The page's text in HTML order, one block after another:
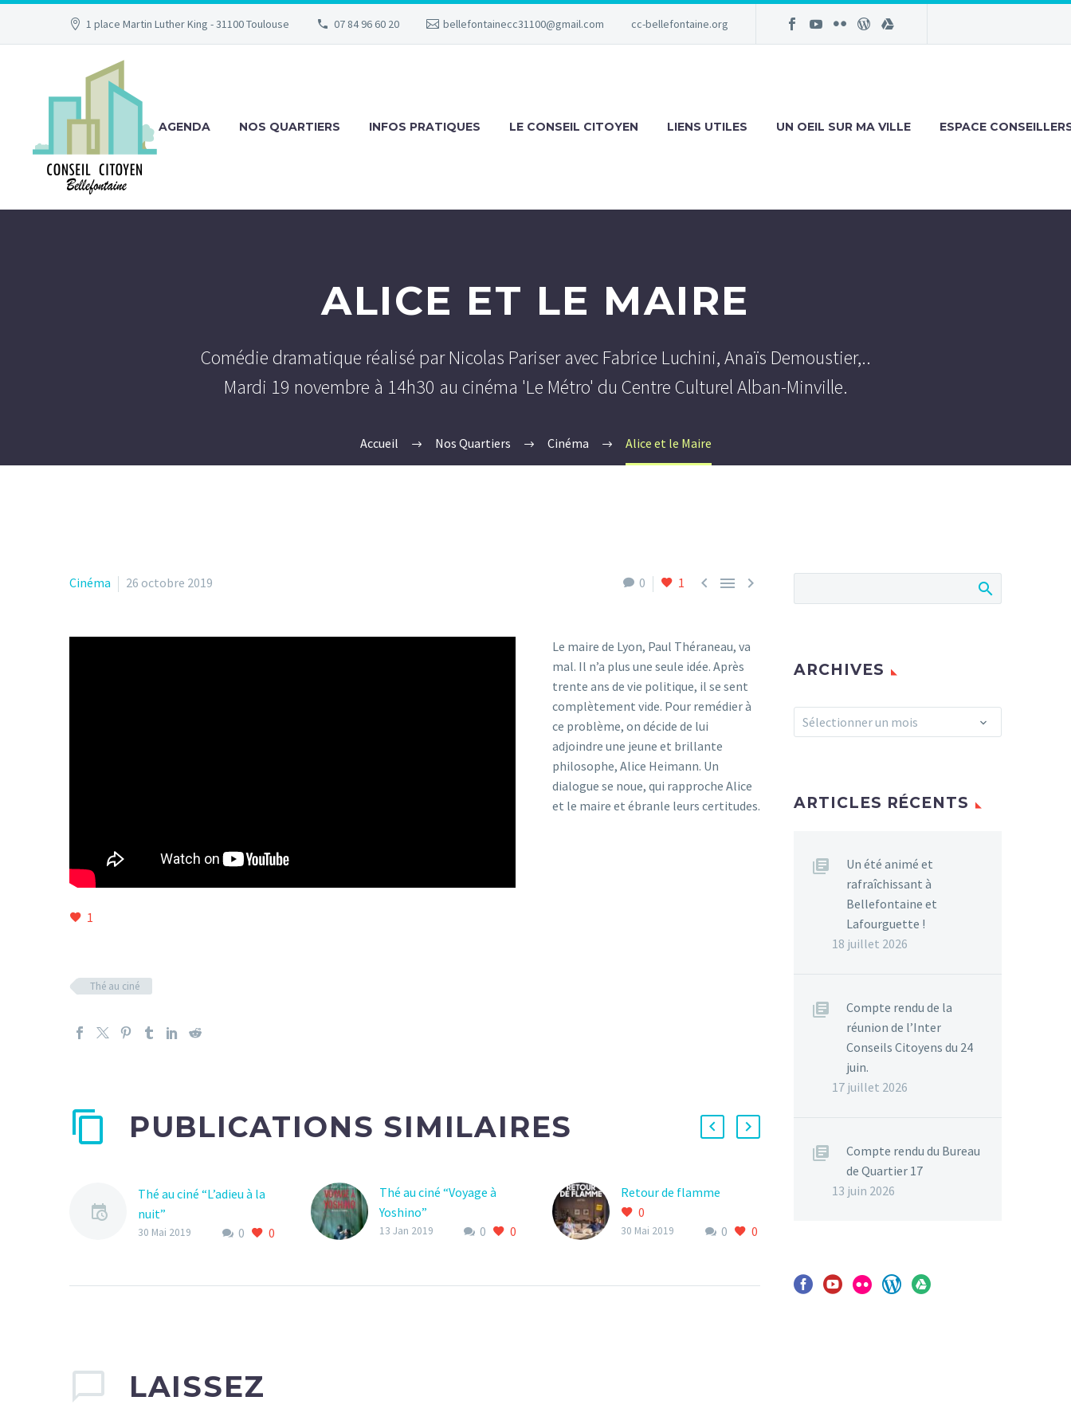
1 place Martin Luther King - 31100 Toulouse 07 84 96 60 20 bellefontainecc31100@gmail.com cc-bellefontaine.org
AGENDA NOS QUARTIERS INFOS PRATIQUES LE CONSEIL CITOYEN LIENS UTILES UN OEIL SUR MA VILLE ESPACE
ALICE ET LE MAIRE
Comédie dramatique réalisé par Nicolas Pariser avec Fabrice Luchini, Anaïs Demoustier,..
Mardi 19 novembre à 14h30 au cinéma 'Le Métro' du Centre Culturel Alban-Minville.
Accueil Nos Quartiers Cinéma Alice et le Maire
0 1   
Cinéma 26 octobre 2019
Le maire de Lyon, Paul Théraneau, va
mal. Il n’a plus une seule idée. Après
trente ans de vie politique, il se sent
complètement vide. Pour remédier à
ce problème, on décide de lui
adjoindre une jeune et brillante
philosophe, Alice Heimann. Un
dialogue se noue, qui rapproche Alice
et le maire et ébranle leurs certitudes.
1
Thé au ciné
PUBLICATIONS SIMILAIRES
Thé au ciné “L’adieu à la
nuit”
0
0 0
30 Mai 2019
Thé au ciné “Voyage à
Yoshino”
0
0 0
13 Jan 2019
Retour de flamme
0
0
0
30 Mai 2019
Ciné-Famille « Dumbo »
LAISSEZ
ARCHIVES
Archives
Sélectionner un mois
ARTICLES RÉCENTS
Un été animé et
rafraîchissant à
Bellefontaine et
Lafourguette !
18 juillet 2026
Compte rendu de la
réunion de l’Inter
Conseils Citoyens du 24
juin.
17 juillet 2026
Compte rendu du Bureau
de Quartier 17
13 juin 2026